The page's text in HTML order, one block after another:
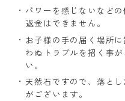
パワーを感じないなど
返金はできません。
お子様の手の届く場所
わぬトラブルを招く事
い。
天然石ですので、落と
がございます。